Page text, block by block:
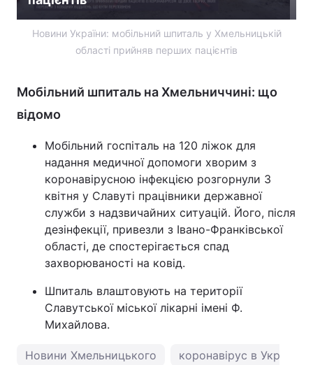
Новини України: мобільний шпиталь у Хмельницькій
області прийняв перших пацієнтів
Мобільний шпиталь на Хмельниччині: що
відомо
Мобільний госпіталь на 120 ліжок для
надання медичної допомоги хворим з
коронавірусною інфекцією розгорнули 3
квітня у Славуті працівники державної
служби з надзвичайних ситуацій. Його, після
дезінфекції, привезли з Івано-Франківської
області, де спостерігається спад
захворюваності на ковід.
Шпиталь влаштовують на території
Славутської міської лікарні імені Ф.
Михайлова.
Новини Хмельницького коронавірус в Україні